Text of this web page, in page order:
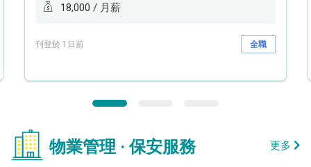
18,000 / 月薪
刊登於 1日前 全職
物業管理 · 保安服務 更多